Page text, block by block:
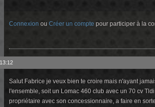
Connexion ou Créer un compte pour participer à la
Salut Fabrice je veux bien te croire mais n'ayant
l'ensemble, soit un Lomac 460 club avec un 70 cv
propriétaire avec son concessionnaire, a faire en